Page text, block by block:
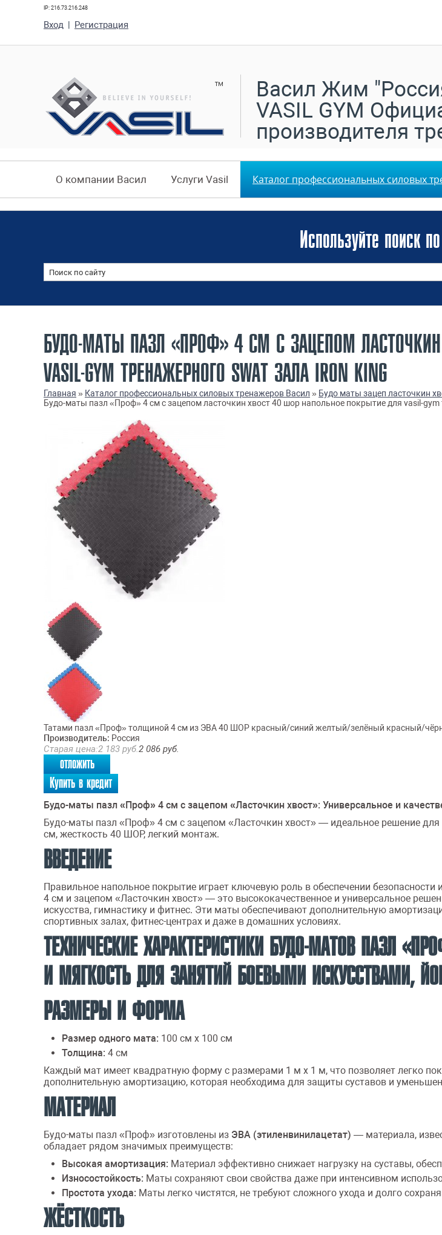
IP: 216.73.216.248
Вход | Регистрация
Васил Жим
VASIL GYM
производителя
О компании Васил Услуги Vasil Каталог профессиональных силовых
Используйте поиск
БУДО-МАТЫ ПАЗЛ «ПРОФ» 4 СМ С ЗАЦЕПОМ
VASIL-GYM ТРЕНАЖЕРНОГО SWAT ЗАЛА IRON KING
Главная » Каталог профессиональных силовых тренажеров Васил » Будо маты зацеп ласточкин
Будо-маты пазл «Проф» 4 см с зацепом ласточкин хвост 40 шор напольное покрытие для vasil-
Татами пазл «Проф» толщиной 4 см из ЭВА 40 ШОР красный/синий желтый/зелёный красный/
Производитель: Россия
Старая цена:2 183 руб.2 086 руб.
отложить
Купить в кредит
Будо-маты пазл «Проф» 4 см с зацепом «Ласточкин хвост»: Универсальное и
Будо-маты пазл «Проф» 4 см с зацепом «Ласточкин хвост» — идеальное решение
см, жесткость 40 ШОР, легкий монтаж.
ВВЕДЕНИЕ
Правильное напольное покрытие играет ключевую роль в обеспечении
4 см и зацепом «Ласточкин хвост» — это высококачественное и универсальное
искусства, гимнастику и фитнес. Эти маты обеспечивают дополнительную
спортивных залах, фитнес-центрах и даже в домашних условиях.
ТЕХНИЧЕСКИЕ ХАРАКТЕРИСТИКИ БУДО-МАТОВ ПАЗЛ
И МЯГКОСТЬ ДЛЯ ЗАНЯТИЙ БОЕВЫМИ ИСКУССТВАМИ,
РАЗМЕРЫ И ФОРМА
Размер одного мата: 100 см х 100 см
Толщина: 4 см
Каждый мат имеет квадратную форму с размерами 1 м х 1 м, что позволяет легко
дополнительную амортизацию, которая необходима для защиты суставов и
МАТЕРИАЛ
Будо-маты пазл «Проф» изготовлены из ЭВА (этиленвинилацетат) — материала,
обладает рядом значимых преимуществ:
Высокая амортизация: Материал эффективно снижает нагрузку на суставы,
Износостойкость: Маты сохраняют свои свойства даже при интенсивном
Простота ухода: Маты легко чистятся, не требуют сложного ухода и долго
ЖЁСТКОСТЬ